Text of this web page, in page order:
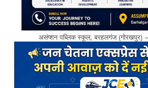
असंप्शन पब्लिक स्कूल, बरहलगंज (गोरखपुर)